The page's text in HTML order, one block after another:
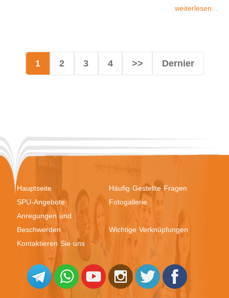
weiterlesen...
1 2 3 4 >> Dernier
Hauptseite
Häufig Gestellte Fragen
SPU-Angebote
Fotogallerie
Anregungen und
Beschwerden
Wichtige Verknüpfungen
Kontaktieren Sie uns